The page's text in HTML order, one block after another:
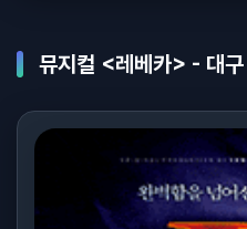
뮤지컬 <레베카> - 대구